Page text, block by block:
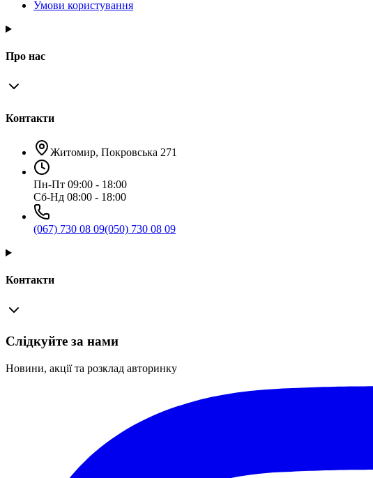
Умови користування
Про нас
Контакти
Житомир, Покровська 271
Пн-Пт 09:00 - 18:00
Сб-Нд 08:00 - 18:00
(067) 730 08 09(050) 730 08 09
Контакти
Слідкуйте за нами
Новини, акції та розклад авторинку